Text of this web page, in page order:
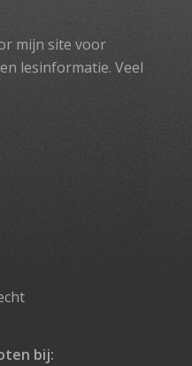
mijn site voor
lesinformatie. Veel
bij: